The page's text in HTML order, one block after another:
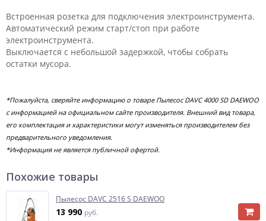
Встроенная розетка для подключения электроинструмента.
Автоматический режим старт/стоп при работе
электроинструмента.
Выключается с небольшой задержкой, чтобы собрать
остатки мусора.
*Пожалуйста, сверяйте информацию о товаре Пылесос DAVC 4000 SD DAEWOO
с информацией на официальном сайте производителя. Внешний вид товара,
его комплектация и характеристики могут изменяться производителем без
предварительного уведомления.
*Информация не является публичной офертой.
Похожие товары
Пылесос DAVC 2516 S DAEWOO
13 990 руб.